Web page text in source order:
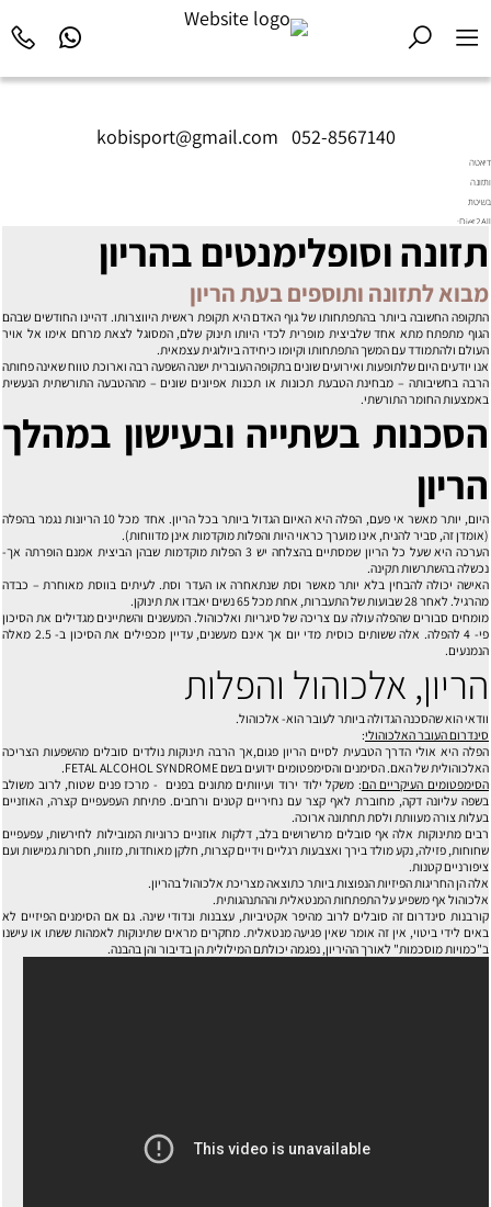
kobisport@gmail.com 052-8567140
דיאטה
ותזונה
בשיטת
Diet2All:
שמאחורי
המושלם.
תזונה וסופלימנטים בהריון
מבוא לתזונה ותוספים בעת הריון
התקופה החשובה ביותר בהתפתחותו של גוף האדם היא תקופת ראשית היווצרותו. דהיינו החודשים שבהם
הגוף מתפתח מתא אחד שלביצית מופרית לכדי היותו תינוק שלם, המסוגל לצאת מרחם אימו אל אויר
העולם ולהתמודד עם המשך התפתחותו וקיומו כיחידה ביולוגית עצמאית.
אנו יודעים היום שלתופעות ואירועים שונים בתקופה העוברית ישנה השפעה רבה וארוכת טווח שאינה פחותה
הרבה בחשיבותה – מבחינת הטבעת תכונות או תכנות אפיונים שונים – מההטבעה התורשתית הנעשית
באמצעות החומר התורשתי.
הסכנות בשתייה ובעישון במהלך
הריון
היום, יותר מאשר אי פעם, הפלה היא האיום הגדול ביותר בכל הריון. אחד מכל 10 הריונות נגמר בהפלה
(אומדן זה, סביר להניח, אינו מוערך כראוי היות והפלות מוקדמות אינן מדווחות).
הערכה היא שעל כל הריון שמסתיים בהצלחה יש 3 הפלות מוקדמות שבהן הביצית אמנם הופרתה אך-
נכשלה בהשתרשות תקינה.
האישה יכולה להבחין בלא יותר מאשר וסת שנתאחרה או העדר וסת. לעיתים בווסת מאוחרת – כבדה
מהרגיל. לאחר 28 שבועות של התעברות, אחת מכל 65 נשים יאבדו את תינוקן.
מומחים סבורים שהפלה עולה עם צריכה של סיגריות ואלכוהול. המעשנים והשתיינים מגדילים את הסיכון
פי- 4 להפלה. אלה ששותים כוסית מדי יום אך אינם מעשנים, עדיין מכפילים את הסיכון ב- 2.5 מאלה
הנמנעים.
הריון, אלכוהול והפלות
וודאי הוא שהסכנה הגדולה ביותר לעובר הוא- אלכוהול.
סינדרום העובר האלכוהולי:
הפלה היא אולי הדרך הטבעית לסיים הריון פגום,אך הרבה תינוקות נולדים סובלים מהשפעות הצריכה
האלכוהולית של האם. הסימנים והסימפטומים ידועים בשם FETAL ALCOHOL SYNDROME.
הסימפטומים העיקריים הם: משקל ילוד ירוד ועיוותים מתונים בפנים - מרכז פנים שטוח, לרוב משולב
בשפה עליונה דקה, מחוברת לאף קצר עם נחיריים קטנים ורחבים. פתיחת העפעפיים קצרה, האוזניים
בעלות צורה מעוותת ולסת תחתונה ארוכה.
רבים מתינוקות אלה אף סובלים מרשרושים בלב, דלקות אוזניים כרוניות המובילות לחירשות, עפעפיים
שחוחות, פזילה, נקע מולד בירך ואצבעות רגליים וידיים קצרות, חלקן מאוחדות, מזוות, חסרות גמישות ועם
ציפורניים קטנות.
אלה הן החריגות הפיזיות הנפוצות ביותר כתוצאה מצריכת אלכוהול בהריון.
אלכוהול אף משפיע על התפתחות המנטאלית וההתנהגותית.
קורבנות סינדרום זה סובלים לרוב מהיפר אקטיביות, עצבנות ונדודי שינה. גם אם הסימנים הפיזיים לא
באים לידי ביטוי, אין זה אומר שאין פגיעה מנטאלית. מחקרים מראים שתינוקות לאמהות ששתו או עישנו
ב"כמויות מוסכמות" לאורך ההיריון, נפגמה יכולתם המילולית הן בדיבור והן בהבנה.